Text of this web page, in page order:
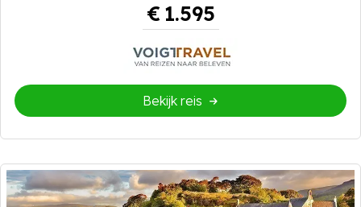
€ 1.595
Bekijk reis